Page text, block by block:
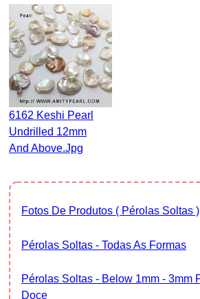
6162 Keshi Pearl
Undrilled 12mm
And Above.jpg
Fotos De Produtos ( Pérolas Soltas )
Pérolas Soltas - Todas As Formas
Pérolas Soltas - Below 1mm - 3mm Pérolas De Água
Doce